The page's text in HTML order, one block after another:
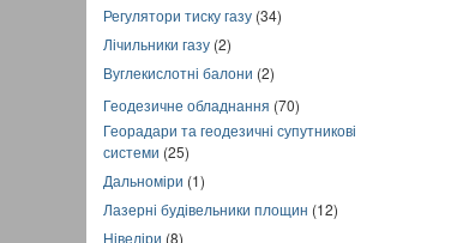
Регулятори тиску газу (34)
Лічильники газу (2)
Вуглекислотні балони (2)
Геодезичне обладнання (70)
Георадари та геодезичні супутникові
системи (25)
Дальноміри (1)
Лазерні будівельники площин (12)
Нівеліри (8)